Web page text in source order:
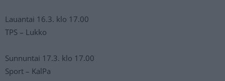
Lauantai 16.3. klo 17.00
TPS – Lukko
Sunnuntai 17.3. klo 17.00
Sport – KalPa